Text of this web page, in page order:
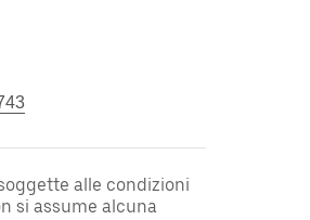
alle condizioni
si assume alcuna